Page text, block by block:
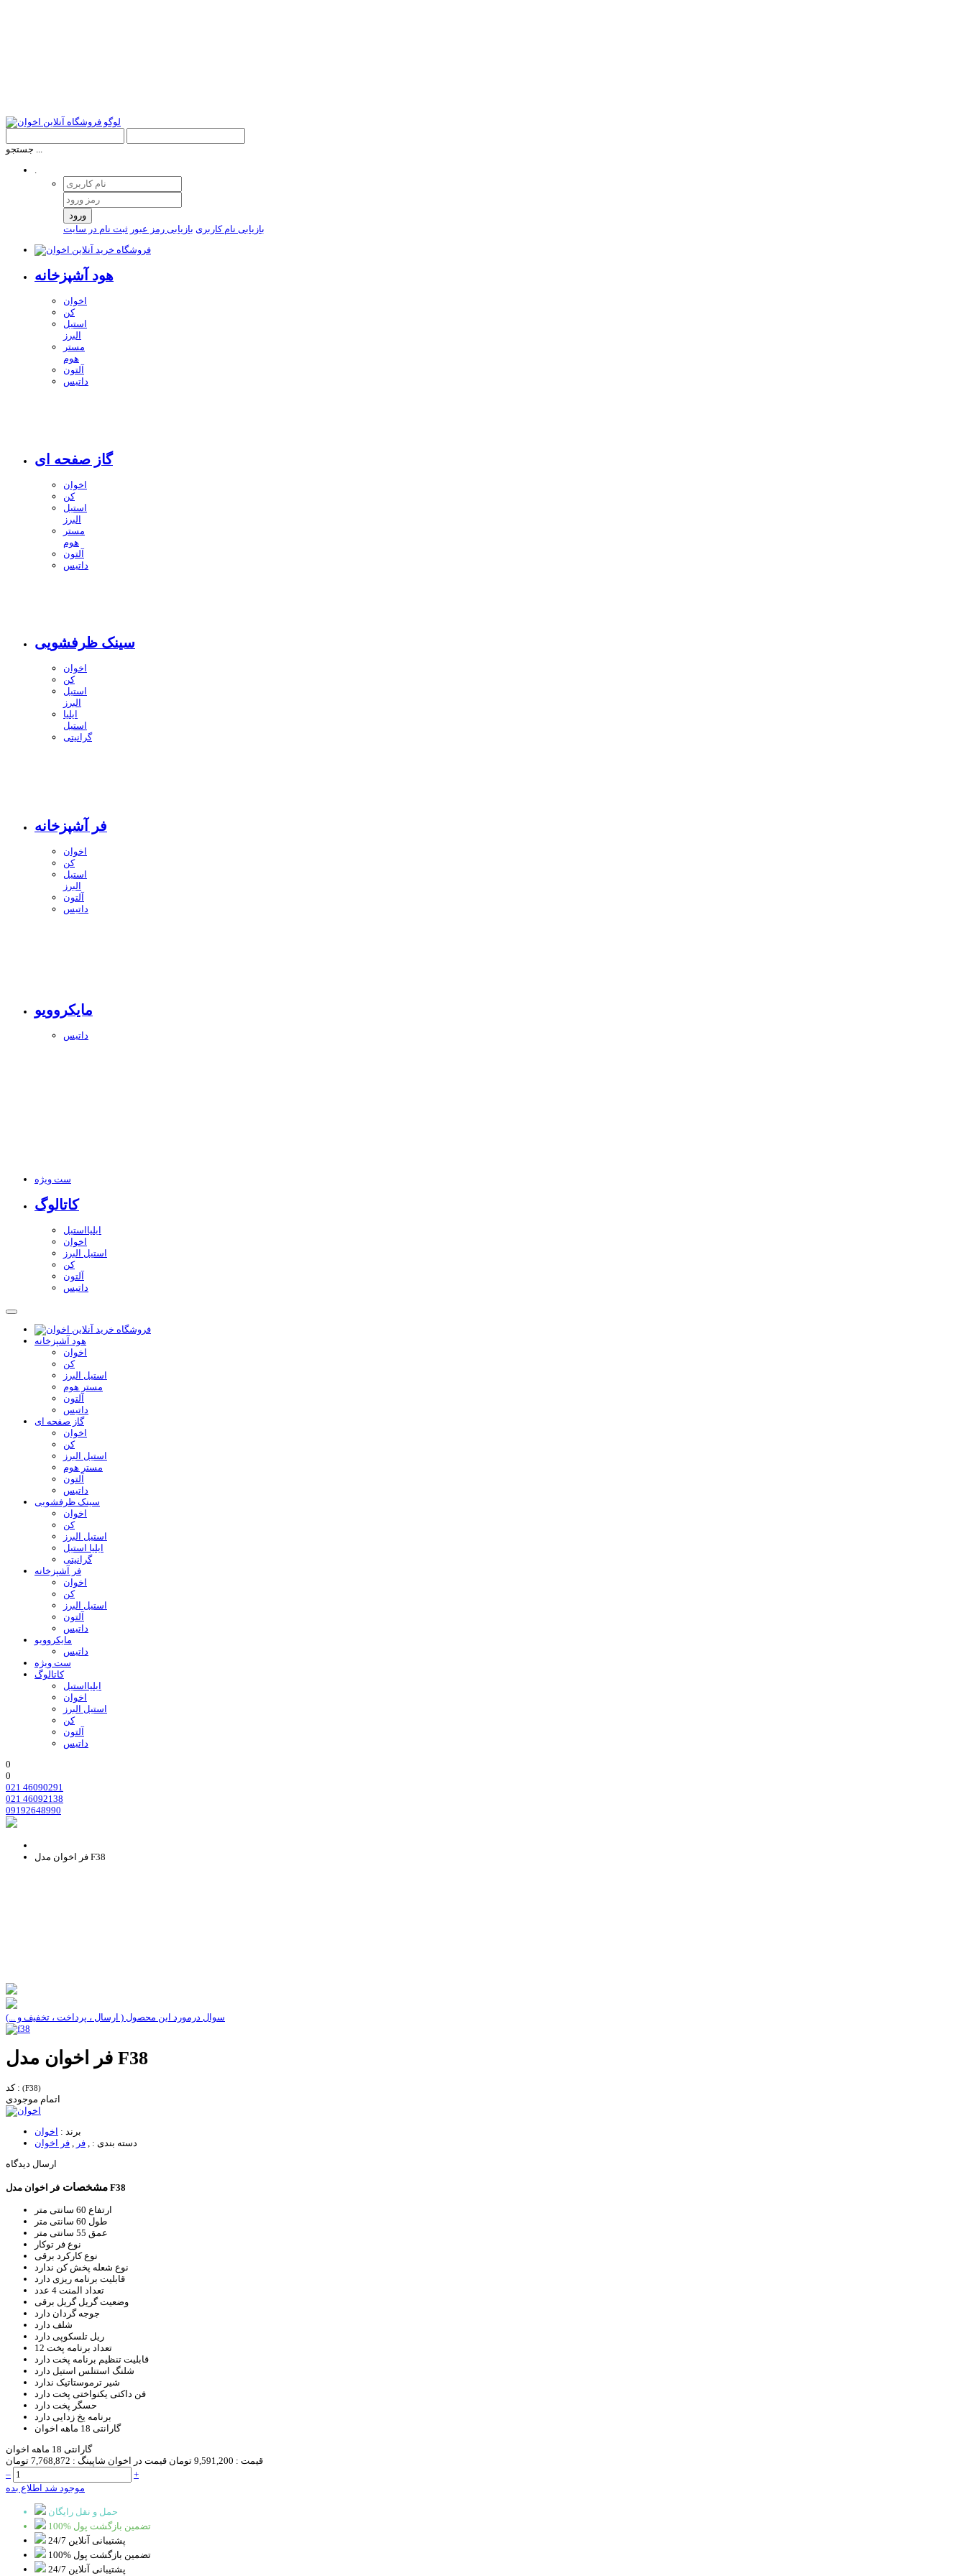
جستجو ...
.
ورود
بازیابی نام کاربری بازیابی رمز عبور ثبت نام در سایت
هود آشپزخانه
اخوان
کن
استیل
البرز
مستر
هوم
آلتون
داتیس
گاز صفحه ای
اخوان
کن
استیل
البرز
مستر
هوم
آلتون
داتیس
سینک ظرفشویی
اخوان
کن
استیل
البرز
ایلیا
استیل
گرانیتی
فر آشپزخانه
اخوان
کن
استیل
البرز
آلتون
داتیس
مایکروویو
داتیس
ست ویژه
کاتالوگ
ایلیااستیل
اخوان
استیل البرز
کن
آلتون
داتیس
هود آشپزخانه
اخوان
کن
استیل البرز
مستر هوم
آلتون
داتیس
گاز صفحه ای
اخوان
کن
استیل البرز
مستر هوم
آلتون
داتیس
سینک ظرفشویی
اخوان
کن
استیل البرز
ایلیا استیل
گرانیتی
فر آشپزخانه
اخوان
کن
استیل البرز
آلتون
داتیس
مایکروویو
داتیس
ست ویژه
کاتالوگ
ایلیااستیل
اخوان
استیل البرز
کن
آلتون
داتیس
0
0
021 46090291
021 46092138
09192648990
فر اخوان مدل F38
سوال درمورد این محصول ( ارسال ، پرداخت ، تخفیف و ...)
فر اخوان مدل F38
کد : (F38)
اتمام موجودی
برند : اخوان
دسته بندی :
فر
فر اخوان
ارسال دیدگاه
مشخصات فر اخوان مدل F38
ارتفاع 60 سانتی متر
طول 60 سانتی متر
عمق 55 سانتی متر
نوع فر توکار
نوع کارکرد برقی
نوع شعله پخش کن ندارد
قابلیت برنامه ریزی دارد
تعداد المنت 4 عدد
وضعیت گریل گریل برقی
جوجه گردان دارد
شلف دارد
ریل تلسکوپی دارد
تعداد برنامه پخت 12
قابلیت تنظیم برنامه پخت دارد
شلنگ استنلس استیل دارد
شیر ترموستاتیک ندارد
فن داکتی یکنواختی پخت دارد
حسگر پخت دارد
برنامه یخ زدایی دارد
گارانتی 18 ماهه اخوان
گارانتی 18 ماهه اخوان
قیمت : 9,591,200 تومان قیمت در اخوان شاپینگ : 7,768,872 تومان
–
+
موجود شد اطلاع بده
حمل و نقل رایگان
100% تضمین بازگشت پول
پشتیبانی آنلاین 24/7
100% تضمین بازگشت پول
پشتیبانی آنلاین 24/7